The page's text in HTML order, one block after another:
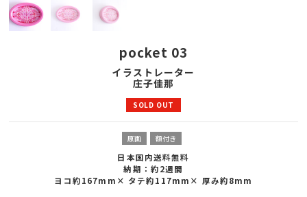
pocket 03
イラストレーター
庄子佳那
SOLD OUT
原画 額付き
日本国内送料無料
納期：約2週間
ヨコ約167mm× タテ約117mm× 厚み約8mm